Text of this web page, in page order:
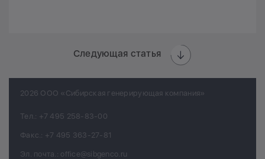
Следующая статья
2026 ООО «Сибирская генерирующая компания»
Тел.: +7 495 258-83-00
Факс.: +7 495 363-27-81
Эл. почта.: office@sibgenco.ru